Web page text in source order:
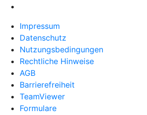
Impressum
Datenschutz
Nutzungsbedingungen
Rechtliche Hinweise
AGB
Barrierefreiheit
TeamViewer
Formulare